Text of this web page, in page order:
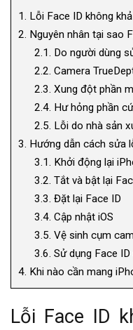
1. Lỗi Face ID không
2. Nguyên nhân tại sao
2.1. Do người dùng
2.2. Camera
2.3. Xung đột phần
2.4. Hư hỏng phần
2.5. Lỗi do nhà sản
3. Hướng dẫn cách sửa
3.1. Khởi động lại
3.2. Tắt và bật lại
3.3. Đặt lại Face ID
3.4. Cập nhật iOS
3.5. Vệ sinh cụm
3.6. Sử dụng Face
4. Khi nào cần mang
Lỗi Face ID